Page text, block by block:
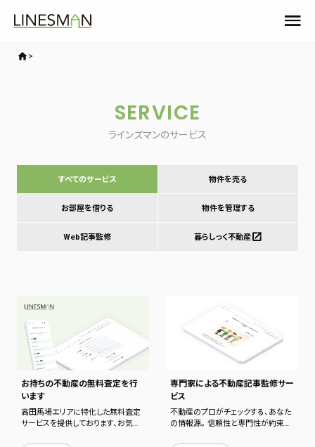
home
SERVICE
ラインズマンのサービス
すべてのサービス 物件を売る
お部屋を借りる 物件を管理する
Web記事監修 暮らしっく不動産
お持ちの不動産の無料査定を行
います
高田馬場エリアに特化した無料査定
サービスを提供しております、お気軽
専門家による不動産記事監修サー
ビス
不動産のプロがチェックする、あなた
の情報源。 信頼性と専門性が約束さ